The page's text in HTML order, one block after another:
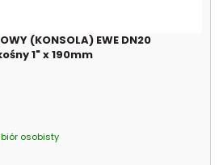
(KONSOLA) EWE DN20
1" x 190mm
osobisty